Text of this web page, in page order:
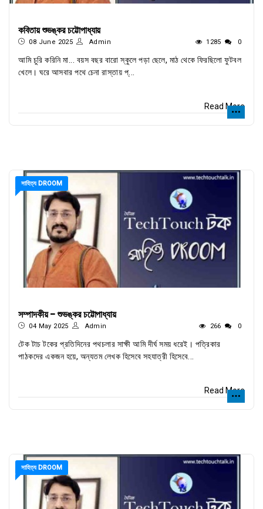
কবিতায় শুভঙ্কর চট্টোপাধ্যায়
08 June 2025 Admin 1285 0
আমি চুরি করিনি মা... বয়স বছর বারো স্কুলে পড়া ছেলে, মাঠ থেকে ফিরছিলো ফুটবল
খেলে। ঘরে আসবার পথে চেনা রাস্তায় প্...
Read More
সাহিত্য DROOM
সম্পাদকীয় - শুভঙ্কর চট্টোপাধ্যায়
04 May 2025 Admin 266 0
টেক টাচ টকের প্রতিদিনের পথচলার সাক্ষী আমি দীর্ঘ সময় ধরেই। পত্রিকার
পাঠকদের একজন হয়ে, অন্যতম লেখক হিসেবে সহযাত্রী হিসেবে...
Read More
সাহিত্য DROOM